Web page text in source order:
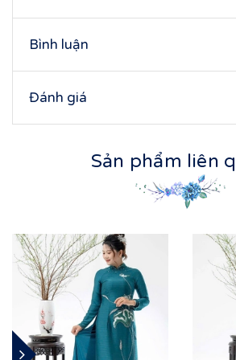
Bình luận
Đánh giá
Sản phẩm liên